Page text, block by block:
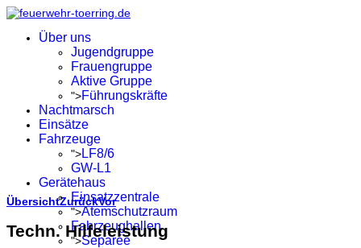
Über uns
Jugendgruppe
Frauengruppe
Aktive Gruppe
">Führungskräfte
Nachtmarsch
Einsätze
Fahrzeuge
">LF8/6
GW-L1
Gerätehaus
Einsatzzentrale
">Atemschutzraum
Fahrzeughallen
">Separée
ÜbersichtZurückVor
Techn. Hilfeleistung